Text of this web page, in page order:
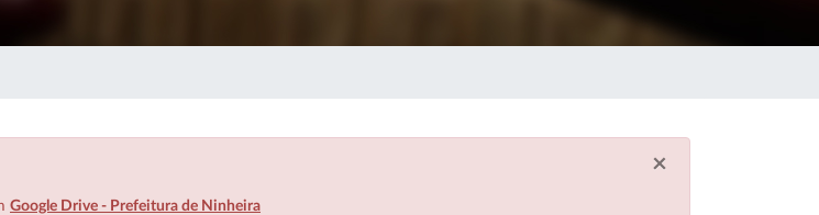
×
Google Drive - Prefeitura de Ninheira